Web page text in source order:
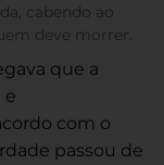
cabendo ao
deve morrer.
que a
e
com o
passou de